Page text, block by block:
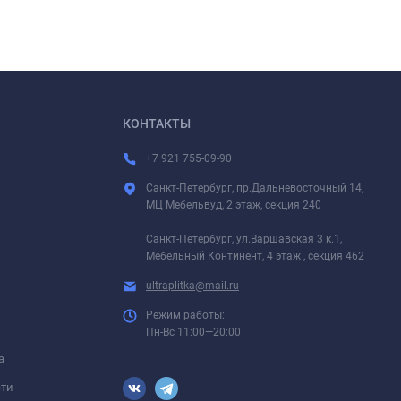
КОНТАКТЫ
+7 921 755-09-90
Санкт-Петербург, пр.Дальневосточный 14,
МЦ Мебельвуд, 2 этаж, секция 240
Санкт-Петербург, ул.Варшавская 3 к.1,
Мебельный Континент, 4 этаж , секция 462
ultraplitka@mail.ru
Режим работы:
Пн-Вс 11:00—20:00